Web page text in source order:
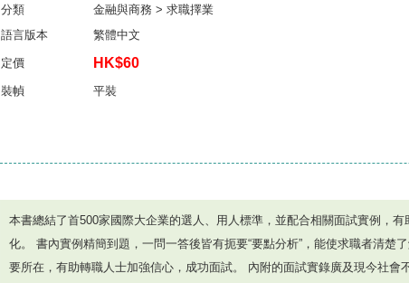
分類
金融與商務 > 求職擇業
語言版本
繁體中文
定價 HK$60
裝幀 平裝
本書總結了首500家國際大企業的選人、用人標準，並配合相關面試實例，有
化。 書內實例精簡到題，一問一答後皆有扼要“要點分析”，能使求職者清楚
要所在，有助轉職人士加強信心，成功面試。 內附的面試實錄廣及現今社會